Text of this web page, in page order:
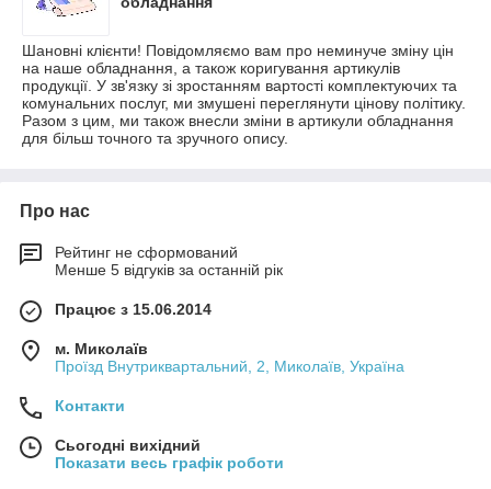
Шановні клієнти! Повідомляємо вам про неминуче зміну цін
на наше обладнання, а також коригування артикулів
продукції. У зв'язку зі зростанням вартості комплектуючих та
комунальних послуг, ми змушені переглянути цінову політику.
Разом з цим, ми також внесли зміни в артикули обладнання
для більш точного та зручного опису.
Про нас
Рейтинг не сформований
Менше 5 відгуків за останній рік
Працює з 15.06.2014
м. Миколаїв
Проїзд Внутриквартальний, 2, Миколаїв, Україна
Контакти
Сьогодні вихідний
Показати весь графік роботи